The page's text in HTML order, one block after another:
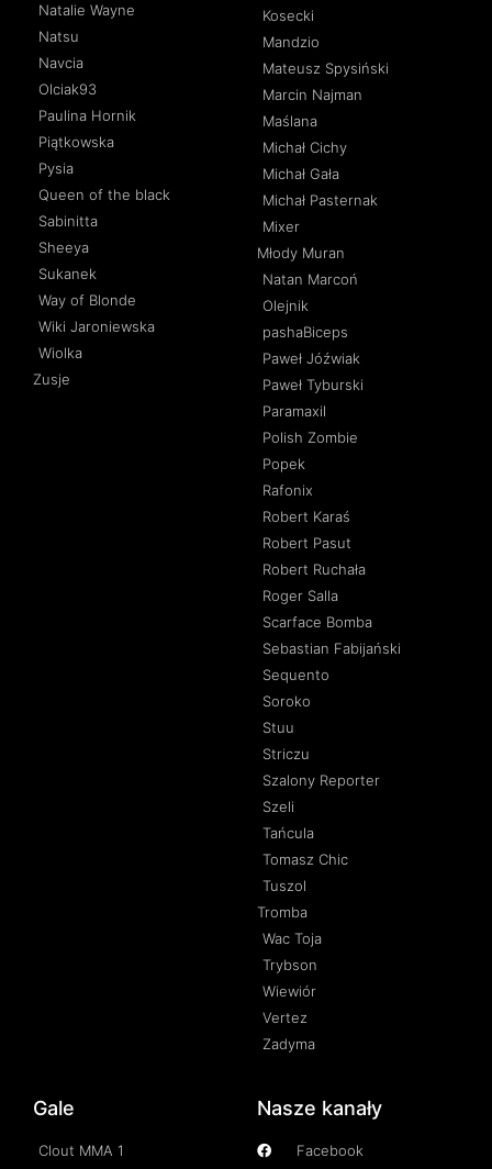
Natalie Wayne
Natsu
Navcia
Olciak93
Paulina Hornik
Piątkowska
Pysia
Queen of the black
Sabinitta
Sheeya
Sukanek
Way of Blonde
Wiki Jaroniewska
Wiolka
Zusje
Kosecki
Mandzio
Mateusz Spysiński
Marcin Najman
Maślana
Michał Cichy
Michał Gała
Michał Pasternak
Mixer
Młody Muran
Natan Marcoń
Olejnik
pashaBiceps
Paweł Jóźwiak
Paweł Tyburski
Paramaxil
Polish Zombie
Popek
Rafonix
Robert Karaś
Robert Pasut
Robert Ruchała
Roger Salla
Scarface Bomba
Sebastian Fabijański
Sequento
Soroko
Stuu
Striczu
Szalony Reporter
Szeli
Tańcula
Tomasz Chic
Tuszol
Tromba
Wac Toja
Trybson
Wiewiór
Vertez
Zadyma
Gale
Clout MMA 1
Nasze kanały
Facebook